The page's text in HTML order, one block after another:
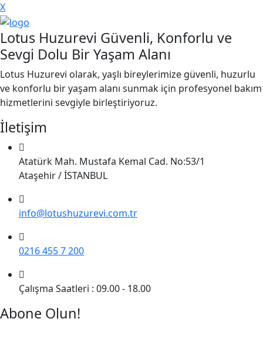
X
Lotus Huzurevi Güvenli, Konforlu ve
Sevgi Dolu Bir Yaşam Alanı
Lotus Huzurevi olarak, yaşlı bireylerimize güvenli, huzurlu
ve konforlu bir yaşam alanı sunmak için profesyonel bakım
hizmetlerini sevgiyle birleştiriyoruz.
İletişim
Atatürk Mah. Mustafa Kemal Cad. No:53/1
Ataşehir / İSTANBUL
info@lotushuzurevi.com.tr
0216 455 7 200
Çalışma Saatleri : 09.00 - 18.00
Abone Olun!